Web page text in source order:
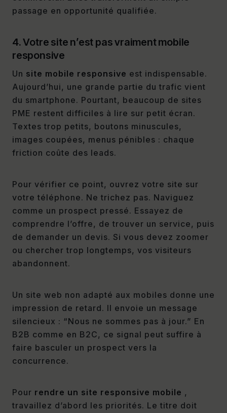
passage en opportunité qualifiée.
4. Votre site n’est pas vraiment mobile
responsive
Un site mobile responsive est indispensable.
Aujourd’hui, une grande partie du trafic vient
du smartphone. Pourtant, beaucoup de sites
PME restent difficiles à lire sur petit écran.
Textes trop petits, boutons minuscules,
images coupées, menus pénibles : chaque
friction coûte des leads.
Pour vérifier ce point, ouvrez votre site sur
votre téléphone. Ne trichez pas. Naviguez
comme un prospect pressé. Essayez de
comprendre l’offre, de trouver un service, puis
de demander un devis. Si vous devez zoomer
ou chercher trop longtemps, vos visiteurs
abandonnent.
Un site web non adapté aux mobiles donne une
impression de retard. Il envoie un message
silencieux : “Nous ne sommes pas à jour.” En
B2B comme en B2C, ce signal peut suffire à
faire basculer un prospect vers la
concurrence.
Pour rendre un site responsive mobile ,
travaillez d’abord les priorités. Le titre doit